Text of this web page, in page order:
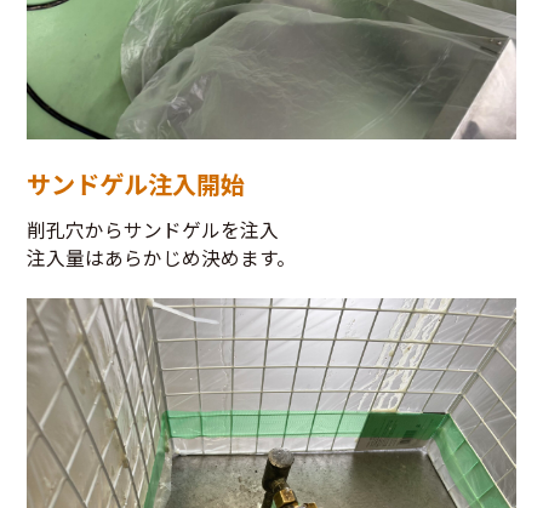
サンドゲル注入開始
削孔穴からサンドゲルを注入
注入量はあらかじめ決めます。